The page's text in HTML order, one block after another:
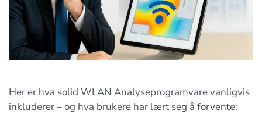
Her er hva solid WLAN Analyseprogramvare vanligvis
inkluderer – og hva brukere har lært seg å forvente: